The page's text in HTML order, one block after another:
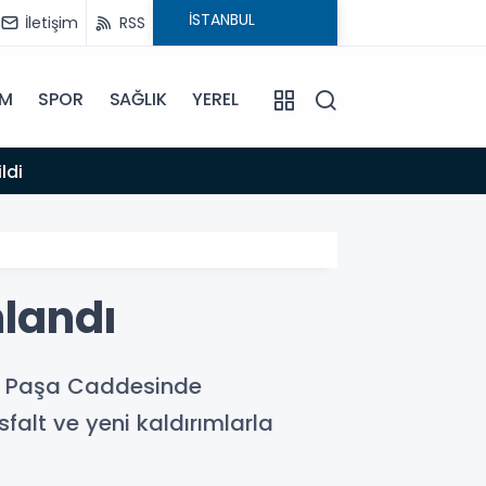
İletişim RSS
SPOR SAĞLIK YEREL
Paşa Caddesinde
ve yeni kaldırımlarla